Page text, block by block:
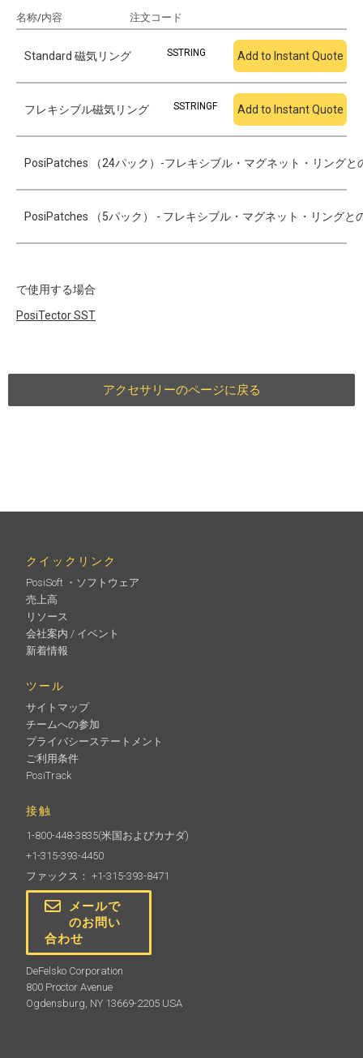
名称/内容 注文コード
Standard 磁気リング SSTRING Add to Instant Quote
フレキシブル磁気リング SSTRINGF Add to Instant Quote
PosiPatches （24パック）-フレキシブル・マグネット・リングと
PosiPatches （5パック） - フレキシブル・マグネット・リングと
で使用する場合
PosiTectorSST
アクセサリーのページに戻る
クイックリンク
PosiSoft ・ソフトウェア
売上高
リソース
会社案内 / イベント
新着情報
ツール
サイトマップ
チームへの参加
プライバシーステートメント
ご利用条件
PosiTrack
接触
1-800-448-3835(米国およびカナダ)
+1-315-393-4450
ファックス： +1-315-393-8471
メールで
のお問い
合わせ
DeFelsko Corporation
800 Proctor Avenue
Ogdensburg, NY 13669-2205 USA